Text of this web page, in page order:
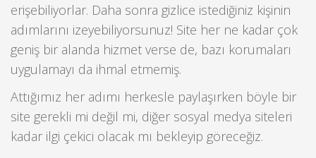
erişebiliyorlar. Daha sonra gizlice istediğiniz kişinin
adımlarını izeyebiliyorsunuz! Site her ne kadar çok
geniş bir alanda hizmet verse de, bazı korumaları
uygulamayı da ihmal etmemiş.
Attığımız her adımı herkesle paylaşırken böyle bir
site gerekli mi değil mi, diğer sosyal medya siteleri
kadar ilgi çekici olacak mı bekleyip göreceğiz.